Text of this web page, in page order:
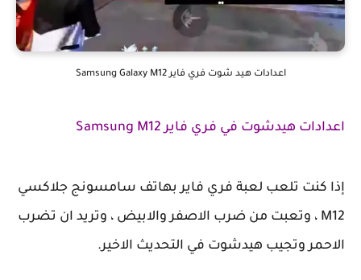
اعدادات هيد شوت فري فاير Samsung Galaxy M12
اعدادات هيدشوت في فري فاير Samsung M12
إذا كنت تلعب لعبة فري فاير بهاتف سامسونج جلاكسي
M12 ، وتعبت من ضرب الاصفر والابيض ، وتريد ان تضرب
الاحمر وتجيب هيدشوت في التحديث الاخير.